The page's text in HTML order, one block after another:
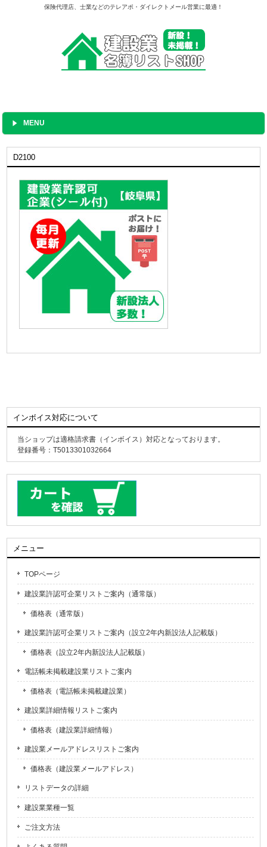
保険代理店、士業などのテレアポ・ダイレクトメール営業に最適！
MENU
D2100
インボイス対応について
当ショップは適格請求書（インボイス）対応となっております。
登録番号：T5013301032664
メニュー
TOPページ
建設業許認可企業リストご案内（通常版）
価格表（通常版）
建設業許認可企業リストご案内（設立2年内新設法人記載版）
価格表（設立2年内新設法人記載版）
電話帳未掲載建設業リストご案内
価格表（電話帳未掲載建設業）
建設業詳細情報リストご案内
価格表（建設業詳細情報）
建設業メールアドレスリストご案内
価格表（建設業メールアドレス）
リストデータの詳細
建設業業種一覧
ご注文方法